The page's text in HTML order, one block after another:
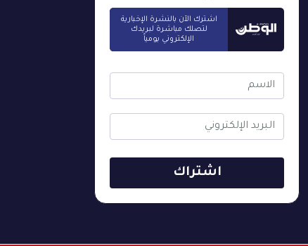
اشترك الآن بالنشرة الإخبارية
لتصلك مباشرة لبريدك
الإلكتروني يومياً
اشتراك